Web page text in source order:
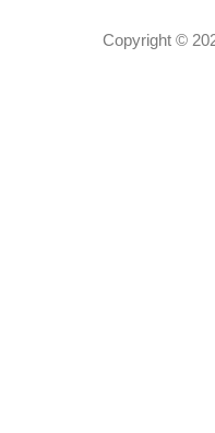
Copyright ©